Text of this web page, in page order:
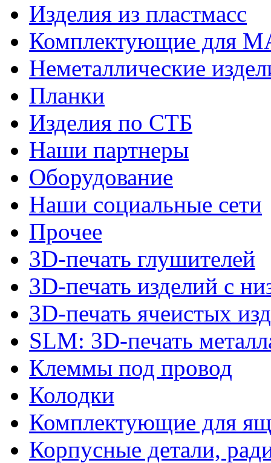
Изделия из пластмасс
Комплектующие для
Неметаллические
Планки
Изделия по СТБ
Наши партнеры
Оборудование
Наши социальные сети
Прочее
3D-печать глушителей
3D-печать изделий с
3D-печать ячеистых
SLM: 3D-печать
Клеммы под провод
Колодки
Комплектующие для
Корпусные детали,